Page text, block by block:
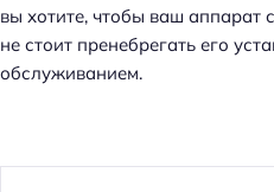
вы хотите, чтобы ваш аппарат
не стоит пренебрегать его
обслуживанием.